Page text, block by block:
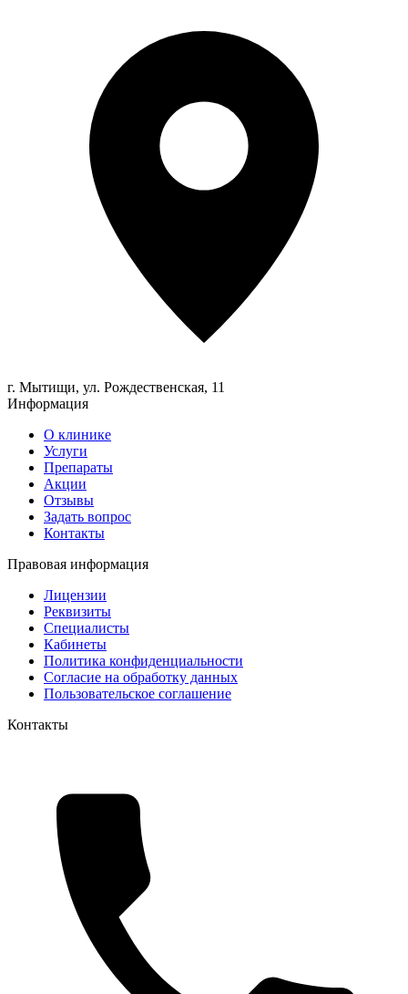
г. Мытищи, ул. Рождественская, 11
Информация
О клинике
Услуги
Препараты
Акции
Отзывы
Задать вопрос
Контакты
Правовая информация
Лицензии
Реквизиты
Специалисты
Кабинеты
Политика конфиденциальности
Согласие на обработку данных
Пользовательское соглашение
Контакты